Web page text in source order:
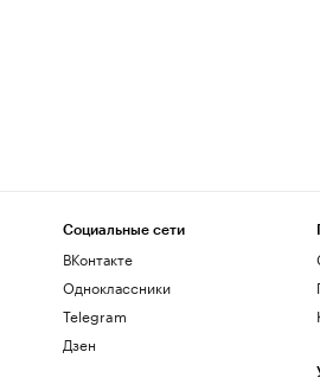
Социальные сети
ВКонтакте
Одноклассники
Telegram
Дзен